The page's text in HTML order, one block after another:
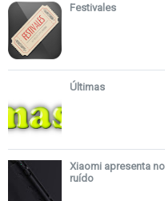
Festivales
Últimas
Xiaomi apresenta
ruído